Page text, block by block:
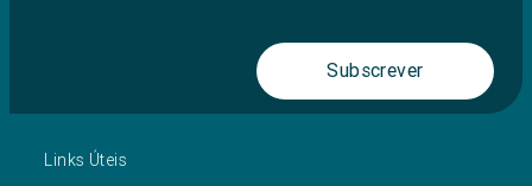
Subscrever
Links Úteis